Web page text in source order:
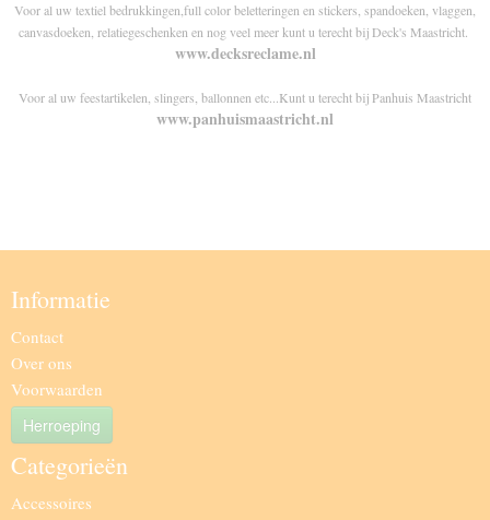
Voor al uw textiel bedrukkingen,full color beletteringen en stickers, spandoeken, vlaggen,
canvasdoeken, relatiegeschenken en nog veel meer kunt u terecht bij Deck's Maastricht.
www.decksreclame.nl
Voor al uw feestartikelen, slingers, ballonnen etc...Kunt u terecht bij Panhuis Maastricht
www.panhuismaastricht.nl
Informatie
Contact
Over ons
Voorwaarden
Herroeping
Categorieën
Accessoires